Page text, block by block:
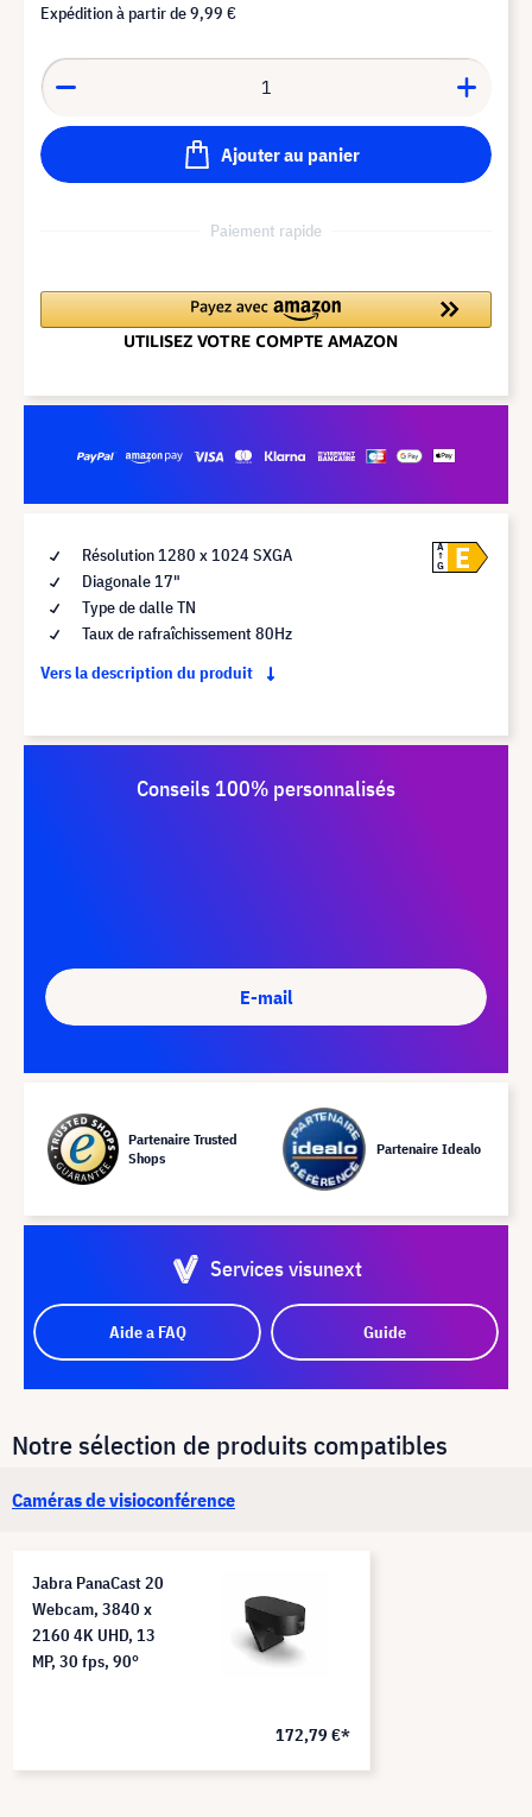
Expédition à partir de9,99 €
Ajouter au panier
Paiement rapide
Résolution 1280 x 1024 SXGA
Diagonale 17"
Type de dalle TN
Taux de rafraîchissement 80Hz
Vers la description du produit
A
G
E
Conseils 100% personnalisés
E-mail
Partenaire Trusted
Shops
Partenaire Idealo
Services visunext
Aide a FAQ Guide
Notre sélection de produits compatibles
Caméras de visioconférence
Jabra PanaCast 20
Webcam, 3840 x
2160 4K UHD, 13
MP, 30 fps, 90°
172,79 €*